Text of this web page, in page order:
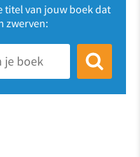
titel van jouw boek dat
zwerven: